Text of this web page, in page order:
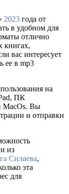
2023 года от
в удобном для
отлично
книгах,
вас интересует
ее в mp3
на
ПК
MacOs. Вы
и отправки
из
Силаева,
эта
для